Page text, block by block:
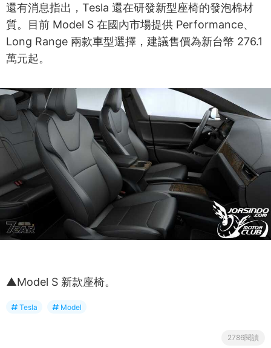
還有消息指出，Tesla 還在研發新型座椅的發泡棉材
質。目前 Model S 在國內市場提供 Performance、
Long Range 兩款車型選擇，建議售價為新台幣 276.1
萬元起。
▲Model S 新款座椅。
Tesla Model
2786閱讀